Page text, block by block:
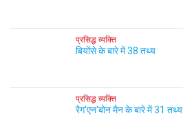
प्रसिद्ध व्यक्ति
बियोंसे के बारे में 38 तथ्य
प्रसिद्ध व्यक्ति
रैग'एन'बोन मैन के बारे में 31 तथ्य